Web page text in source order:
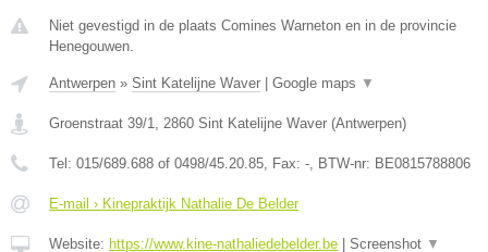
Niet gevestigd in de plaats Comines Warneton en in de provincie
Henegouwen.
Antwerpen » Sint Katelijne Waver Google maps ▼
Groenstraat 39/1 2860 Sint Katelijne Waver (Antwerpen)
Tel: 015/689.688 of 0498/45.20.85 , Fax: - , BTW-nr: BE0815788806
E-mail › Kinepraktijk Nathalie De Belder
Website: https://www.kine-nathaliedebelder.be Screenshot ▼